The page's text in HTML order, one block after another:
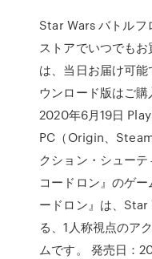
Star Wars バトルフ
ストアでいつでも
は、当日お届け可
ウンロード版はご購
2020年6月19日
PC（Origin、
クション・シュー
コードロン』のゲ
ードロン』は、
る、1人称視点のア
ムです。 発売日：